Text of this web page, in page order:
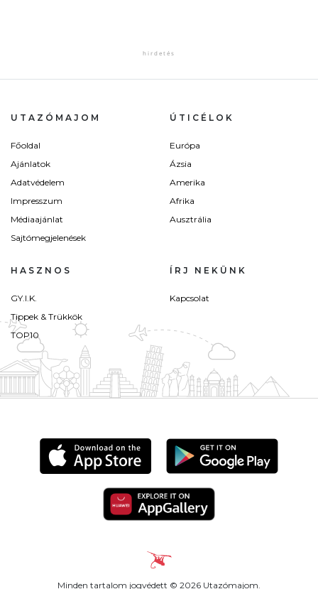
UTAZÓMAJOM
Főoldal
Ajánlatok
Adatvédelem
Impresszum
Médiaajánlat
Sajtómegjelenések
ÚTICÉLOK
Európa
Ázsia
Amerika
Afrika
Ausztrália
HASZNOS
GY.I.K.
Tippek & Trükkök
TOP10
ÍRJ NEKÜNK
Kapcsolat
Minden tartalom jogvédett © 2026 Utazómajom.